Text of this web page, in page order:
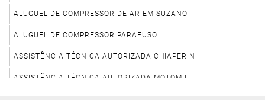
ALUGUEL DE COMPRESSOR DE AR EM SUZANO
ALUGUEL DE COMPRESSOR PARAFUSO
ASSISTÊNCIA TÉCNICA AUTORIZADA CHIAPERINI
ASSISTÊNCIA TÉCNICA AUTORIZADA MOTOMIL